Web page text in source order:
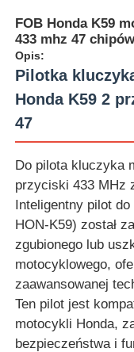
FOB Honda K59
433 mhz 47
Opis:
Pilotka
Honda K59 2
47
Do pilota kluczyka
przyciski 433 MHz
Inteligentny pilot
HON-K59) został
zgubionego lub
motocyklowego,
zaawansowanej
Ten pilot jest
motocykli Honda,
bezpieczeństwa i